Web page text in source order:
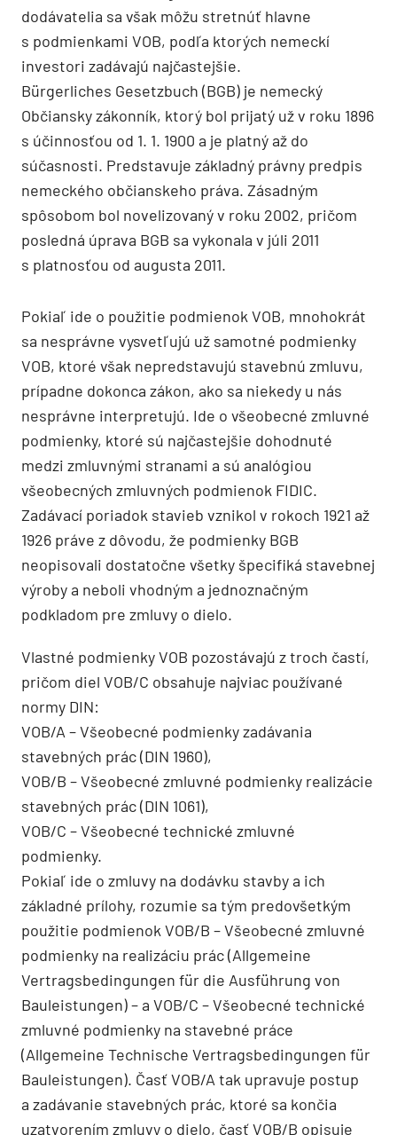
dodávatelia sa však môžu stretnúť hlavne
s podmienkami VOB, podľa ktorých nemeckí
investori zadávajú najčastejšie.
Bürgerliches Gesetzbuch (BGB) je nemecký
Občiansky zákonník, ktorý bol prijatý už v roku 1896
s účinnosťou od 1. 1. 1900 a je platný až do
súčasnosti. Predstavuje základný právny predpis
nemeckého občianskeho práva. Zásadným
spôsobom bol novelizovaný v roku 2002, pričom
posledná úprava BGB sa vykonala v júli 2011
s platnosťou od augusta 2011.
Pokiaľ ide o použitie podmienok VOB, mnohokrát
sa nesprávne vysvetľujú už samotné podmienky
VOB, ktoré však nepredstavujú stavebnú zmluvu,
prípadne dokonca zákon, ako sa niekedy u nás
nesprávne interpretujú. Ide o všeobecné zmluvné
podmienky, ktoré sú najčastejšie dohodnuté
medzi zmluvnými stranami a sú analógiou
všeobecných zmluvných podmienok FIDIC.
Zadávací poriadok stavieb vznikol v rokoch 1921 až
1926 práve z dôvodu, že podmienky BGB
neopisovali dostatočne všetky špecifiká stavebnej
výroby a neboli vhodným a jednoznačným
podkladom pre zmluvy o dielo.
Vlastné podmienky VOB pozostávajú z troch častí,
pričom diel VOB/C obsahuje najviac používané
normy DIN:
VOB/A – Všeobecné podmienky zadávania
stavebných prác (DIN 1960),
VOB/B – Všeobecné zmluvné podmienky realizácie
stavebných prác (DIN 1061),
VOB/C – Všeobecné technické zmluvné
podmienky.
Pokiaľ ide o zmluvy na dodávku stavby a ich
základné prílohy, rozumie sa tým predovšetkým
použitie podmienok VOB/B – Všeobecné zmluvné
podmienky na realizáciu prác (Allgemeine
Vertragsbedingungen für die Ausführung von
Bauleistungen) – a VOB/C – Všeobecné technické
zmluvné podmienky na stavebné práce
(Allgemeine Technische Vertragsbedingungen für
Bauleistungen). Časť VOB/A tak upravuje postup
a zadávanie stavebných prác, ktoré sa končia
uzatvorením zmluvy o dielo, časť VOB/B opisuje